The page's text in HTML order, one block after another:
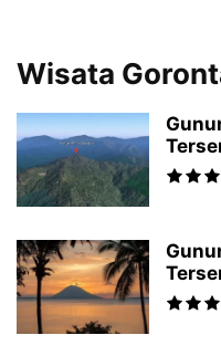
Wisata